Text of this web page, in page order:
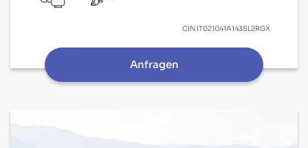
CIN IT021041A143SL2RGX
Anfragen